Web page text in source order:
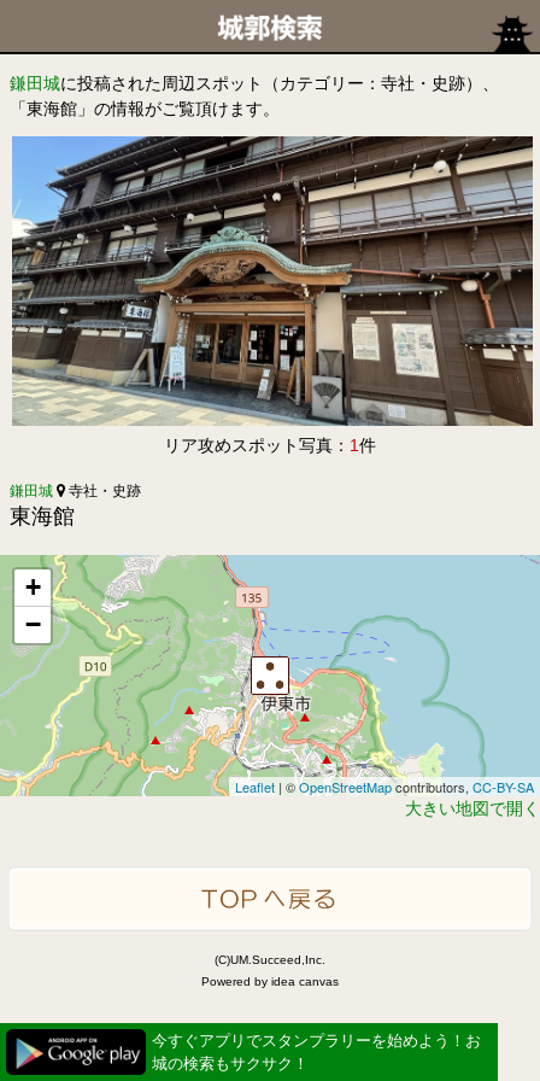
鎌田城に投稿された周辺スポット（カテゴリー：寺社・史跡）、
「東海館」の情報がご覧頂けます。
リア攻めスポット写真： 1件
鎌田城 寺社・史跡
東海館
+
−
Leaflet | ©OpenStreetMapcontributors, CC-BY-SA
大きい地図で開く
(C)UM.Succeed,Inc.
Powered by idea canvas
今すぐアプリでスタンプラリーを始めよう！お
城の検索もサクサク！